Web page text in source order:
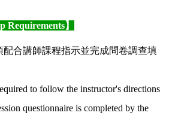
Requirements】
配合講師課程指示並完成問卷調查填
to follow the instructor's directions
questionnaire is completed by the